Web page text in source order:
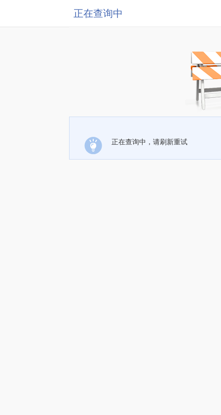
正在查询中
正在查询中，请刷新重试